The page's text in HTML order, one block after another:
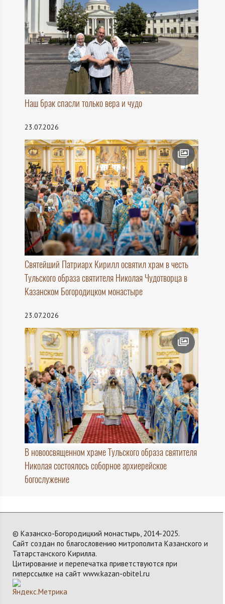
Наш брак спасли только вера и чудо
23.07.2026
Святейший Патриарх Кирилл освятил храм в честь
Тульского образа святителя Николая Чудотворца в
Казанском Богородицком монастыре
23.07.2026
В новоосвященном храме Тульского образа святителя
Николая состоялось соборное архиерейское
богослужение
© Казанско-Богородицкий монастырь, 2014-2025.
Сайт создан по благословению митрополита Казанского и
Татарстанского Кирилла.
Цитирование и перепечатка приветствуются при
гиперссылке на сайт www.kazan-obitel.ru